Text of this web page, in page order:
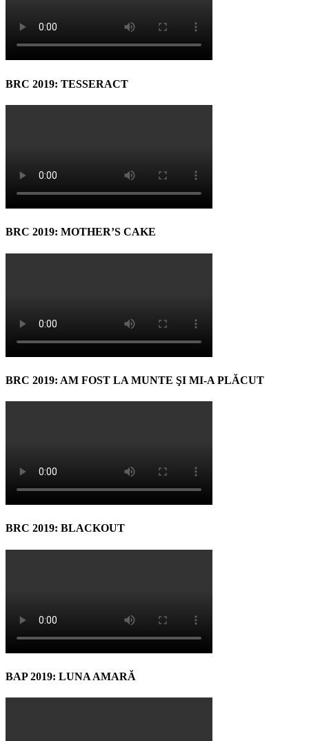
BRC 2019: TESSERACT
BRC 2019: MOTHER’S CAKE
BRC 2019: AM FOST LA MUNTE ŞI MI-A PLĂCUT
BRC 2019: BLACKOUT
BAP 2019: LUNA AMARĂ